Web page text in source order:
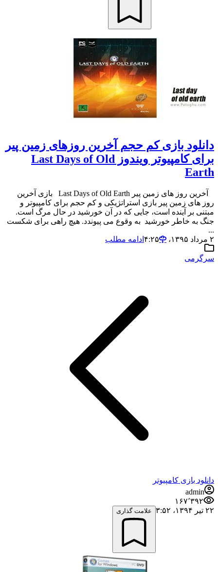
دانلود بازی کم حجم آخرین روزهای زمین پیر
برای کامپیوتر ویندوز Last Days of Old
Earth
آخرین روز های زمین پیر Last Days of Old Earth بازی آخرین
روز های زمین پیر بازی استراتژیکی و کم حجم برای کامپیوتر و
مبتنی بر آینده است، جایی که در آن خورشید در حال مرگ است.
جنگ به خاطر خورشید به وقوع می پیوندد. هیچ راهی برای شکست
...
۲ مرداد ۱۳۹۵،‏ ۴:۲۵
ادامه مطلب
سرگرمی
دانلود بازی کامپیوتر
admin
۱۶۷٬۳۹۲
۲۲ تیر ۱۳۹۴،‏ ۳:۵۲
علامت گذاری